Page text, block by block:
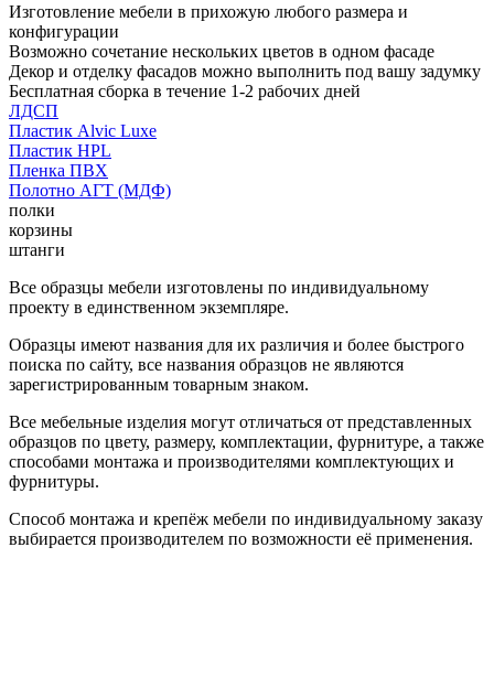
Изготовление мебели в прихожую любого размера и
конфигурации
Возможно сочетание нескольких цветов в одном фасаде
Декор и отделку фасадов можно выполнить под вашу задумку
Бесплатная сборка в течение 1-2 рабочих дней
ЛДСП
Пластик Alvic Luxe
Пластик HPL
Пленка ПВХ
Полотно АГТ (МДФ)
полки
корзины
штанги
Все образцы мебели изготовлены по индивидуальному
проекту в единственном экземпляре.
Образцы имеют названия для их различия и более быстрого
поиска по сайту, все названия образцов не являются
зарегистрированным товарным знаком.
Все мебельные изделия могут отличаться от представленных
образцов по цвету, размеру, комплектации, фурнитуре, а также
способами монтажа и производителями комплектующих и
фурнитуры.
Способ монтажа и крепёж мебели по индивидуальному заказу
выбирается производителем по возможности её применения.